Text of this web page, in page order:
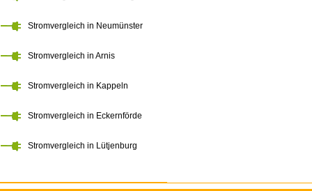
Stromvergleich in Neumünster
Stromvergleich in Arnis
Stromvergleich in Kappeln
Stromvergleich in Eckernförde
Stromvergleich in Lütjenburg